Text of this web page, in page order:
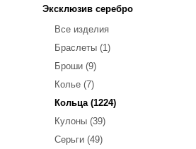
Эксклюзив серебро
Все изделия
Браслеты (1)
Броши (9)
Колье (7)
Кольца (1224)
Кулоны (39)
Серьги (49)